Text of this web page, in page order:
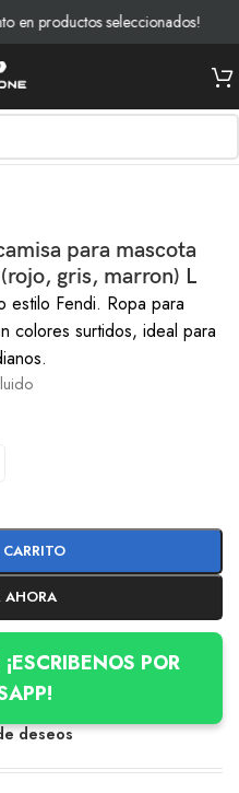
productos seleccionados!
para mascota
gris, marron) L
estilo Fendi. Ropa para
colores surtidos, ideal para
AHORA
POR
deseos